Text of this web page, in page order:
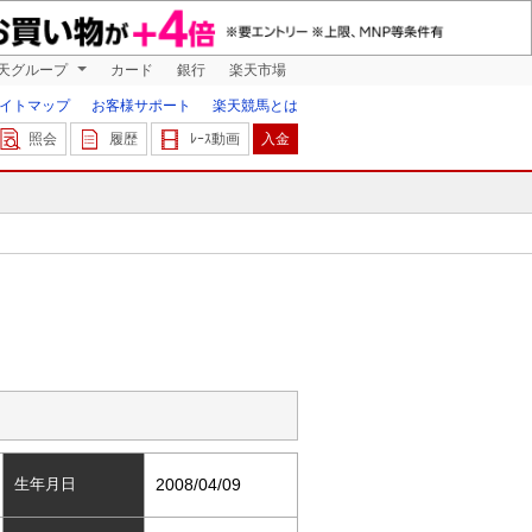
グループ カード 銀行 楽天市場
トマップ お客様サポート
楽天競馬とは
照会
履歴 ﾚｰｽ動画 入金
生年月日 2008/04/09